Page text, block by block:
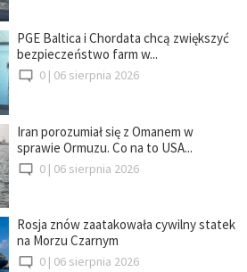
PGE Baltica i Chordata chcą zwiększyć
bezpieczeństwo farm w...
0 | 06 sierpnia 2026
Iran porozumiał się z Omanem w
sprawie Ormuzu. Co na to USA...
0 | 06 sierpnia 2026
Rosja znów zaatakowała cywilny statek
na Morzu Czarnym
0 | 06 sierpnia 2026